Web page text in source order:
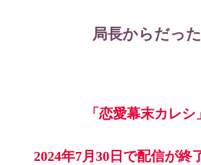
局長からだっ
「恋愛幕末カレシ
2024年7月30日で配信が終